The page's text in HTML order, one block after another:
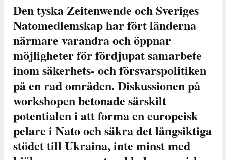
Den tyska Zeitenwende och Sveriges
Natomedlemskap har fört länderna
närmare varandra och öppnar
möjligheter för fördjupat samarbete
inom säkerhets- och försvarspolitiken
på en rad områden. Diskussionen på
workshopen betonade särskilt
potentialen i att forma en europeisk
pelare i Nato och säkra det långsiktiga
stödet till Ukraina, inte minst med